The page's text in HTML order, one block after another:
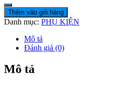
Thêm vào giỏ hàng
Danh mục: PHỤ KIỆN
Mô tả
Đánh giá (0)
Mô tả